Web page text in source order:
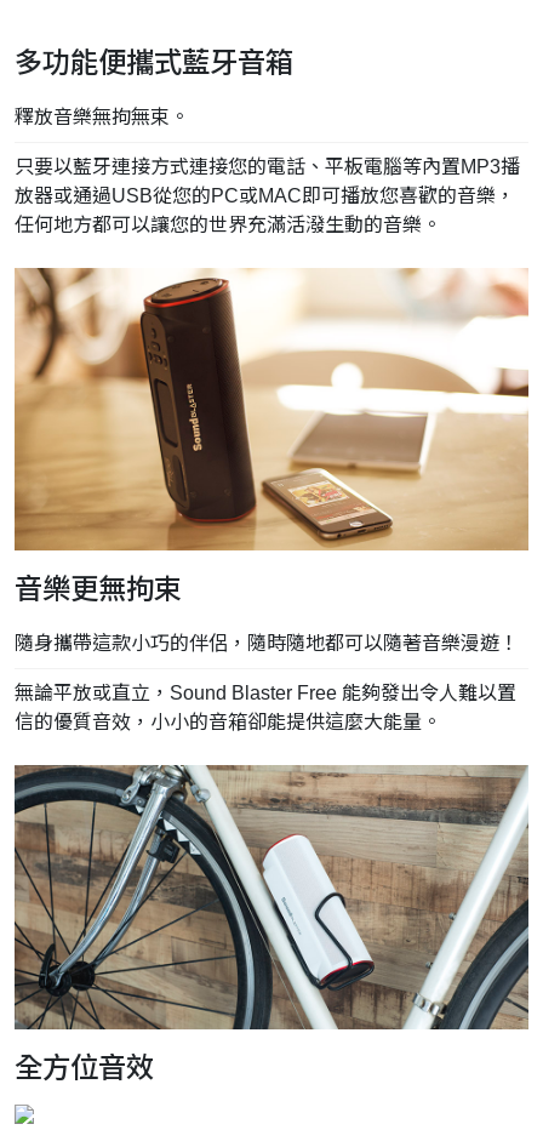
多功能便攜式藍牙音箱
釋放音樂無拘無束。
只要以藍牙連接方式連接您的電話、平板電腦等內置MP3播
放器或通過USB從您的PC或MAC即可播放您喜歡的音樂，
任何地方都可以讓您的世界充滿活潑生動的音樂。
音樂更無拘束
隨身攜帶這款小巧的伴侶，隨時隨地都可以隨著音樂漫遊！
無論平放或直立，Sound Blaster Free 能夠發出令人難以置
信的優質音效，小小的音箱卻能提供這麼大能量。
全方位音效